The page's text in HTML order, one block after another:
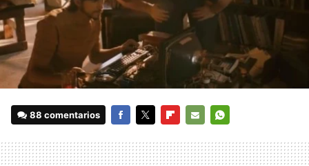
88 comentarios
MAIL